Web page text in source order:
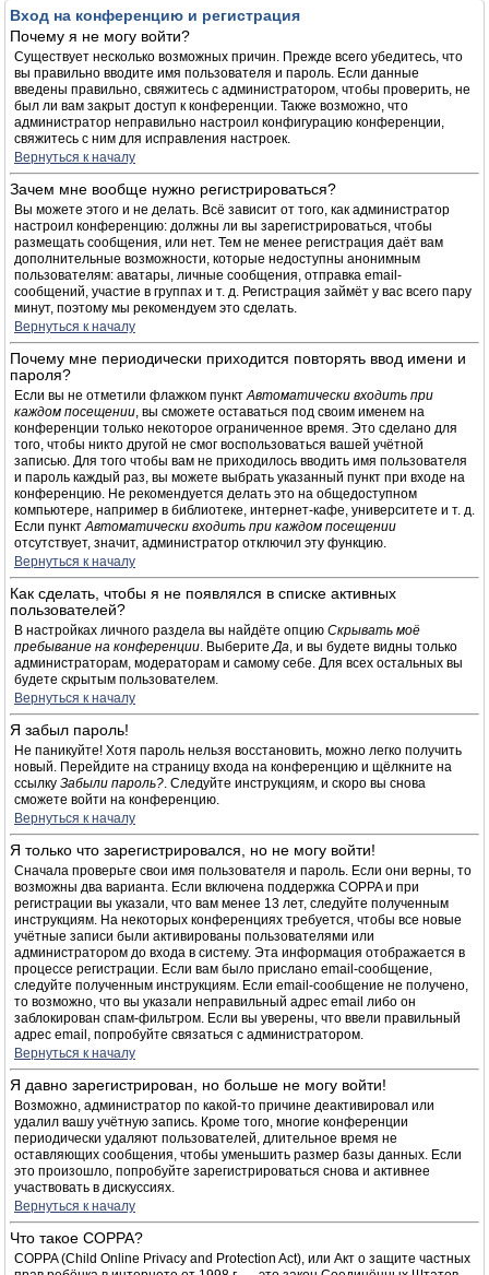
Вход на конференцию и регистрация
Почему я не могу войти?
Существует несколько возможных причин. Прежде всего убедитесь, что
вы правильно вводите имя пользователя и пароль. Если данные
введены правильно, свяжитесь с администратором, чтобы проверить, не
был ли вам закрыт доступ к конференции. Также возможно, что
администратор неправильно настроил конфигурацию конференции,
свяжитесь с ним для исправления настроек.
Вернуться к началу
Зачем мне вообще нужно регистрироваться?
Вы можете этого и не делать. Всё зависит от того, как администратор
настроил конференцию: должны ли вы зарегистрироваться, чтобы
размещать сообщения, или нет. Тем не менее регистрация даёт вам
дополнительные возможности, которые недоступны анонимным
пользователям: аватары, личные сообщения, отправка email-
сообщений, участие в группах и т. д. Регистрация займёт у вас всего пару
минут, поэтому мы рекомендуем это сделать.
Вернуться к началу
Почему мне периодически приходится повторять ввод имени и
пароля?
Если вы не отметили флажком пунктАвтоматически входить при
каждом посещении, вы сможете оставаться под своим именем на
конференции только некоторое ограниченное время. Это сделано для
того, чтобы никто другой не смог воспользоваться вашей учётной
записью. Для того чтобы вам не приходилось вводить имя пользователя
и пароль каждый раз, вы можете выбрать указанный пункт при входе на
конференцию. Не рекомендуется делать это на общедоступном
компьютере, например в библиотеке, интернет-кафе, университете и т. д.
Если пунктАвтоматически входить при каждом посещении
отсутствует, значит, администратор отключил эту функцию.
Вернуться к началу
Как сделать, чтобы я не появлялся в списке активных
пользователей?
В настройках личного раздела вы найдёте опцию Скрывать моё
пребывание на конференции. ВыберитеДа, и вы будете видны только
администраторам, модераторам и самому себе. Для всех остальных вы
будете скрытым пользователем.
Вернуться к началу
Я забыл пароль!
Не паникуйте! Хотя пароль нельзя восстановить, можно легко получить
новый. Перейдите на страницу входа на конференцию и щёлкните на
ссылку Забыли пароль?. Следуйте инструкциям, и скоро вы снова
сможете войти на конференцию.
Вернуться к началу
Я только что зарегистрировался, но не могу войти!
Сначала проверьте свои имя пользователя и пароль. Если они верны, то
возможны два варианта. Если включена поддержка COPPA и при
регистрации вы указали, что вам менее 13 лет, следуйте полученным
инструкциям. На некоторых конференциях требуется, чтобы все новые
учётные записи были активированы пользователями или
администратором до входа в систему. Эта информация отображается в
процессе регистрации. Если вам было прислано email-сообщение,
следуйте полученным инструкциям. Если email-сообщение не получено,
то возможно, что вы указали неправильный адрес email либо он
заблокирован спам-фильтром. Если вы уверены, что ввели правильный
адрес email, попробуйте связаться с администратором.
Вернуться к началу
Я давно зарегистрирован, но больше не могу войти!
Возможно, администратор по какой-то причине деактивировал или
удалил вашу учётную запись. Кроме того, многие конференции
периодически удаляют пользователей, длительное время не
оставляющих сообщения, чтобы уменьшить размер базы данных. Если
это произошло, попробуйте зарегистрироваться снова и активнее
участвовать в дискуссиях.
Вернуться к началу
Что такое COPPA?
COPPA (Child Online Privacy and Protection Act), или Акт о защите частных